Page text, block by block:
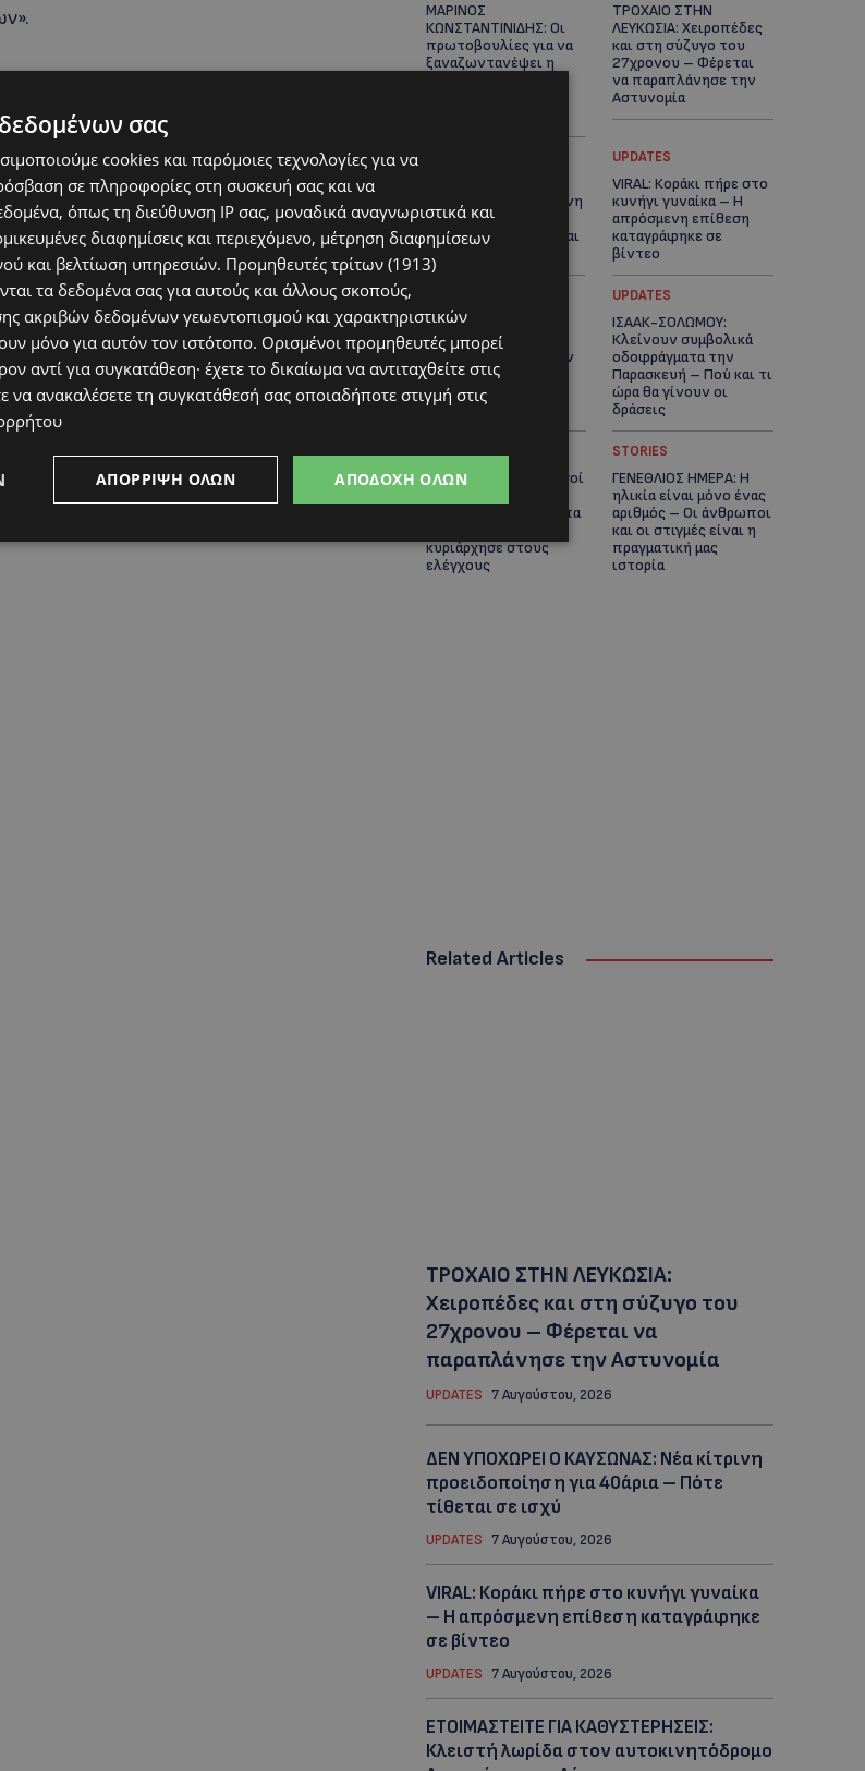
μην μπορεί να λειτουργεί από
ότι η Παρασκευή είναι
δεν καταβληθεί εντός του
μέτρα για την προστασία
σε αιτήματα του WWD για
ΜΑΡΙΝΟΣ
ΚΩΝΣΤΑΝΤΙΝΙΔΗΣ: Οι
πρωτοβουλίες για να
ξαναζωντανέψει η
ΤΡΟΧΑΙΟ ΣΤΗΝ
ΛΕΥΚΩΣΙΑ: Χειροπέδες
και στη σύζυγο του
27χρονου – Φέρεται
να παραπλάνησε την
Αστυνομία
ΚΑΥΣΩΝΑΣ: Νέα κίτρινη
προειδοποίηση για
40άρια – Πότε τίθεται
σε ισχύ
UPDATES
VIRAL: Κοράκι πήρε στο
κυνήγι γυναίκα – Η
απρόσμενη επίθεση
καταγράφηκε σε
βίντεο
ΕΤΟΙΜΑΣΤΕΙΤΕ ΓΙΑ
ΚΑΘΥΣΤΕΡΗΣΕΙΣ:
Κλειστή λωρίδα στον
αυτοκινητόδρομο
Αμμοχώστου –
Λάρνακας
UPDATES
ΙΣΑΑΚ-ΣΟΛΩΜΟΥ:
Κλείνουν συμβολικά
οδοφράγματα την
Παρασκευή – Πού και τι
ώρα θα γίνουν οι
δράσεις
ΣΥΛΛΗΨΕΙΣ: 161 οδηγοί
ταχύτητα σε μία νύχτα
κυριάρχησε στους
ελέγχους
STORIES
ΓΕΝΕΘΛΙΟΣ ΗΜΕΡΑ: Η
ηλικία είναι μόνο ένας
αριθμός – Οι άνθρωποι
και οι στιγμές είναι η
πραγματική μας
ιστορία
Related Articles
ΤΡΟΧΑΙΟ ΣΤΗΝ ΛΕΥΚΩΣΙΑ:
Χειροπέδες και στη σύζυγο του
27χρονου – Φέρεται να
παραπλάνησε την Αστυνομία
UPDATES 7 Αυγούστου, 2026
ΔΕΝ ΥΠΟΧΩΡΕΙ Ο ΚΑΥΣΩΝΑΣ: Νέα κίτρινη
προειδοποίηση για 40άρια – Πότε
τίθεται σε ισχύ
UPDATES 7 Αυγούστου, 2026
VIRAL: Κοράκι πήρε στο κυνήγι γυναίκα
– Η απρόσμενη επίθεση καταγράφηκε
σε βίντεο
UPDATES 7 Αυγούστου, 2026
ΕΤΟΙΜΑΣΤΕΙΤΕ ΓΙΑ ΚΑΘΥΣΤΕΡΗΣΕΙΣ:
Κλειστή λωρίδα στον αυτοκινητόδρομο
σας
cookies και παρόμοιες τεχνολογίες για να
σε πληροφορίες στη συσκευή σας και να
όπως τη διεύθυνση IP σας, μοναδικά αναγνωριστικά και
διαφημίσεις και περιεχόμενο, μέτρηση διαφημίσεων
και βελτίωση υπηρεσιών. Προμηθευτές τρίτων (1913)
τα δεδομένα σας για αυτούς και άλλους σκοπούς,
ακριβών δεδομένων γεωεντοπισμού και χαρακτηριστικών
μόνο για αυτόν τον ιστότοπο. Ορισμένοι προμηθευτές μπορεί
αντί για συγκατάθεση· έχετε το δικαίωμα να αντιταχθείτε στις
να ανακαλέσετε τη συγκατάθεσή σας οποιαδήποτε στιγμή στις
ΑΠΟΔΟΧΉ ΌΛΩΝ
ΑΠΌΡΡΙΨΗ ΌΛΩΝ